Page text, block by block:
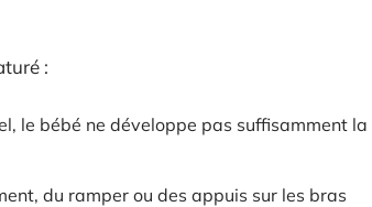
:
le bébé ne développe pas suffisamment la
du ramper ou des appuis sur les bras